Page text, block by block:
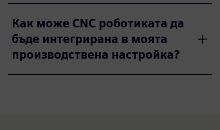
Как може CNC роботиката да
бъде интегрирана в моята
производствена настройка?